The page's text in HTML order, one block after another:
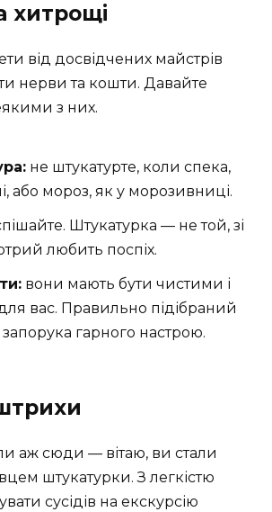
хитрощі
від досвідчених майстрів
нерви та кошти. Давайте
з них.
не штукатурте, коли спека,
або мороз, як у морозивниці.
Штукатурка — не той, зі
любить поспіх.
вони мають бути чистими і
вас. Правильно підібраний
гарного настрою.
аж сюди — вітаю, ви стали
штукатурки. З легкістю
сусідів на екскурсію